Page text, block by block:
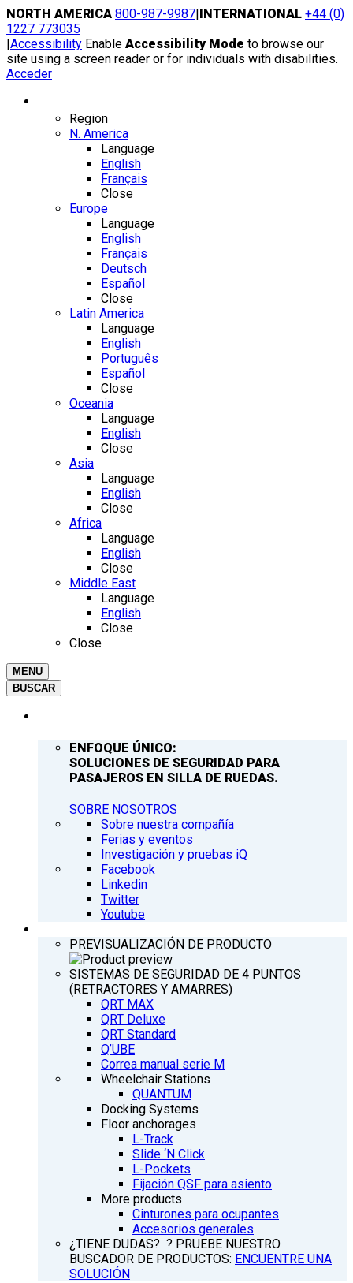
Skip
to
content
NORTH AMERICA 800-987-9987|INTERNATIONAL +44 (0)
1227 773035
|Accessibility Enable Accessibility Mode to browse our
site using a screen reader or for individuals with disabilities.
Acceder
Region
N. America
Language
English
Français
Close
Europe
Language
English
Français
Deutsch
Español
Close
Latin America
Language
English
Português
Español
Close
Oceania
Language
English
Close
Asia
Language
English
Close
Africa
Language
English
Close
Middle East
Language
English
Close
Close
MENU
BUSCAR
ENFOQUE ÚNICO:
SOLUCIONES DE SEGURIDAD PARA
PASAJEROS EN SILLA DE RUEDAS.
SOBRE NOSOTROS
Sobre nuestra compañía
Ferias y eventos
Investigación y pruebas iQ
Facebook
Linkedin
Twitter
Youtube
PREVISUALIZACIÓN DE PRODUCTO
SISTEMAS DE SEGURIDAD DE 4 PUNTOS
(RETRACTORES Y AMARRES)
QRT MAX
QRT Deluxe
QRT Standard
Q’UBE
Correa manual serie M
Wheelchair Stations
QUANTUM
Docking Systems
Floor anchorages
L-Track
Slide ‘N Click
L-Pockets
Fijación QSF para asiento
More products
Cinturones para ocupantes
Accesorios generales
¿TIENE DUDAS? ? PRUEBE NUESTRO
BUSCADOR DE PRODUCTOS: ENCUENTRE UNA
SOLUCIÓN